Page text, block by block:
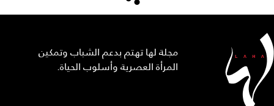
مجلة لها تهتم بدعم الشباب وتمكين
المرأة العصرية وأسلوب الحياة.